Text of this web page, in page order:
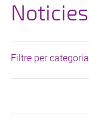
Noticies
Filtre per categoria